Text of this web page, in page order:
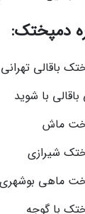
دمپختک:
باقالی تهرانی
با شوید
ماش
شیرازی
ماهی بوشهری
با گوجه